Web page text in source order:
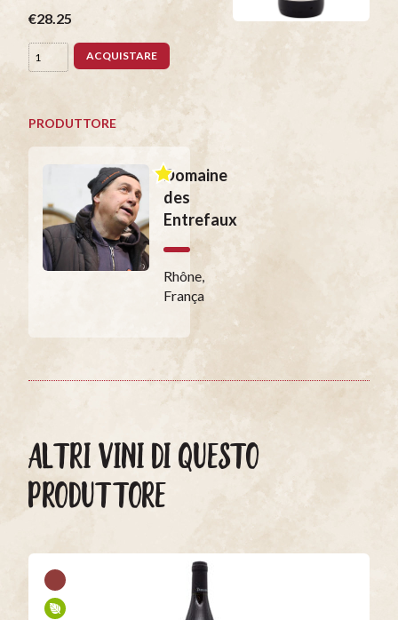
€28.25
ACQUISTARE
PRODUTTORE
Domaine
des
Entrefaux
Rhône,
França
ALTRI VINI DI QUESTO
PRODUTTORE